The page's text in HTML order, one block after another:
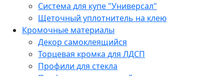
Система для купе "Универсал"
Щеточный уплотнитель на клею
Кромочные материалы
Декор самоклеящийся
Торцевая кромка для ЛДСП
Профили для стекла